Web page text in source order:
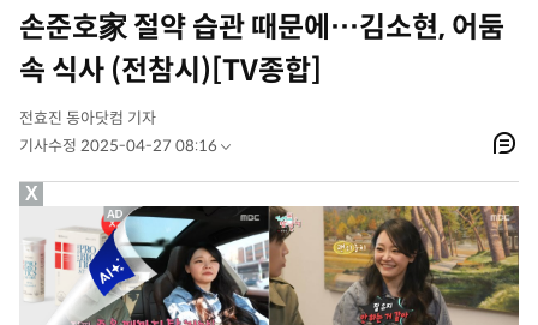
손준호家 절약 습관 때문에…김소현, 어둠
속 식사 (전참시)[TV종합]
전효진 동아닷컴 기자
기사수정 2025-04-27 08:16
X